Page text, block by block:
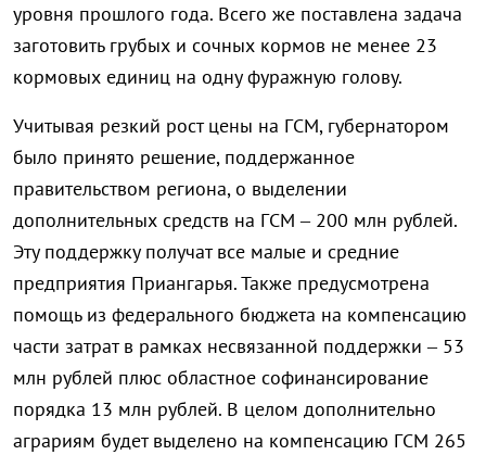
уровня прошлого года. Всего же поставлена задача
заготовить грубых и сочных кормов не менее 23
кормовых единиц на одну фуражную голову.
Учитывая резкий рост цены на ГСМ, губернатором
было принято решение, поддержанное
правительством региона, о выделении
дополнительных средств на ГСМ – 200 млн рублей.
Эту поддержку получат все малые и средние
предприятия Приангарья. Также предусмотрена
помощь из федерального бюджета на компенсацию
части затрат в рамках несвязанной поддержки – 53
млн рублей плюс областное софинансирование
порядка 13 млн рублей. В целом дополнительно
аграриям будет выделено на компенсацию ГСМ 265